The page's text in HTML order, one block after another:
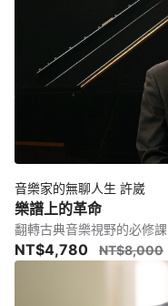
音樂家的無聊人生 許崴
樂譜上的革命
翻轉古典音樂視野的必修課
NT$4,780 NT$8,000